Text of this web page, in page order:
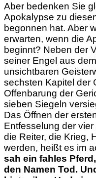
Aber bedenken Sie
Apokalypse zu
begonnen hat. Aber
erwarten, wenn die
beginnt? Neben der
seiner Engel aus
unsichtbaren
sechsten Kapitel der
Offenbarung der
sieben Siegeln
Das Öffnen der
Entfesselung der
die Reiter, die Krieg,
werden, heißt es im
sah ein fahles
den Namen Tod.